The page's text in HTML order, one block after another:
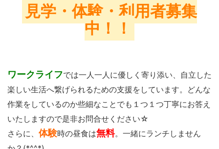
見学・体験・利用者募集
中！！
ワークライフでは一人一人に優しく寄り添い、自立した
楽しい生活へ繋げられるための支援をしています。どんな
作業をしているのか些細なことでも１つ１つ丁寧にお答え
いたしますので是非お問合せください☆
さらに、 体験時の昼食は無料。一緒にランチしません